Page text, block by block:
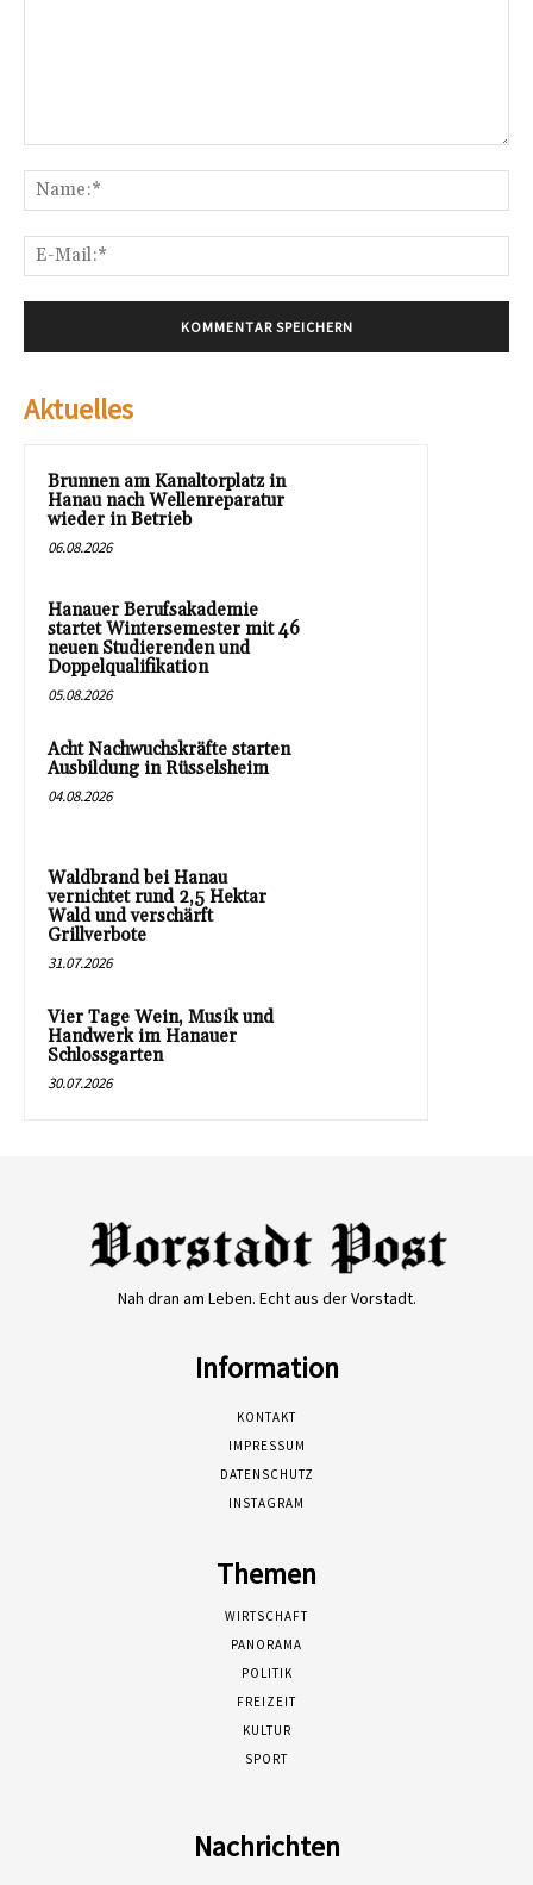
Aktuelles
Brunnen am Kanaltorplatz in
Hanau nach Wellenreparatur
wieder in Betrieb
06.08.2026
Hanauer Berufsakademie
startet Wintersemester mit 46
neuen Studierenden und
Doppelqualifikation
05.08.2026
Acht Nachwuchskräfte starten
Ausbildung in Rüsselsheim
04.08.2026
Waldbrand bei Hanau
vernichtet rund 2,5 Hektar
Wald und verschärft
Grillverbote
31.07.2026
Vier Tage Wein, Musik und
Handwerk im Hanauer
Schlossgarten
30.07.2026
Nah dran am Leben. Echt aus der Vorstadt.
Information
KONTAKT
IMPRESSUM
DATENSCHUTZ
INSTAGRAM
Themen
WIRTSCHAFT
PANORAMA
POLITIK
FREIZEIT
KULTUR
SPORT
Nachrichten